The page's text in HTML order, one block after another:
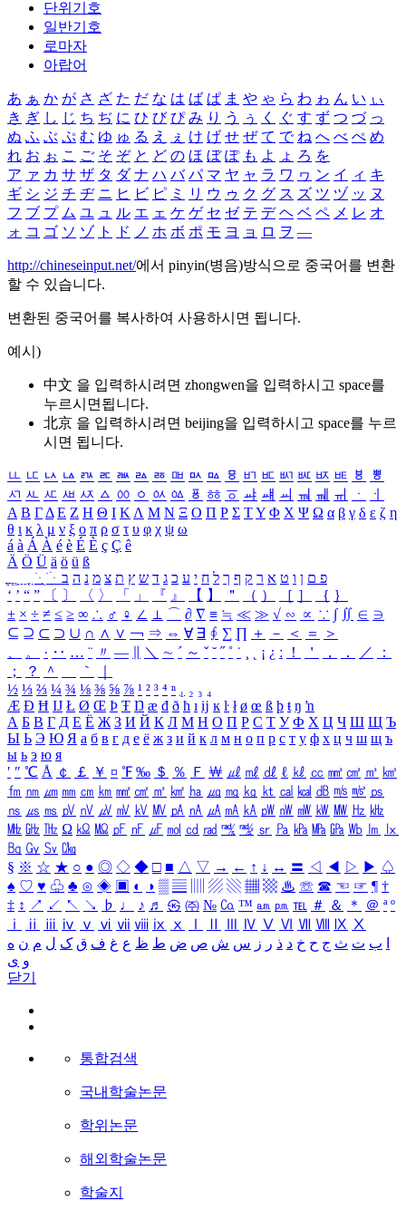
단위기호
일반기호
로마자
아랍어
あ ぁ か が さ ざ た だ な は ば ぱ ま や ゃ ら わ ゎ ん い ぃ
き ぎ し じ ち ぢ に ひ び ぴ み り う ぅ く ぐ す ず つ づ っ
ぬ ふ ぶ ぷ む ゆ ゅ る え ぇ け げ せ ぜ て で ね へ べ ぺ め
れ お ぉ こ ご そ ぞ と ど の ほ ぼ ぽ も よ ょ ろ を
ア ァ カ サ ザ タ ダ ナ ハ バ パ マ ヤ ャ ラ ワ ヮ ン イ ィ キ
ギ シ ジ チ ヂ ニ ヒ ビ ピ ミ リ ウ ゥ ク グ ス ズ ツ ヅ ッ ヌ
フ ブ プ ム ユ ュ ル エ ェ ケ ゲ セ ゼ テ デ ヘ ベ ペ メ レ オ
ォ コ ゴ ソ ゾ ト ド ノ ホ ボ ポ モ ヨ ョ ロ ヲ ―
http://chineseinput.net/에서 pinyin(병음)방식으로 중국어를 변환
할 수 있습니다.
변환된 중국어를 복사하여 사용하시면 됩니다.
예시)
中文 을 입력하시려면 zhongwen을 입력하시고 space를
누르시면됩니다.
北京 을 입력하시려면 beijing을 입력하시고 space를 누르
시면 됩니다.
ㅥ ㅦ ㅧ ㅨ ㅩ ㅪ ㅫ ㅬ ㅭ ㅮ ㅯ ㅰ ㅱ ㅲ ㅳ ㅴ ㅵ ㅶ ㅷ ㅸ
ㅹ
ㅺ ㅻ ㅼ ㅽ ㅾ ㅿ ㆀ ㆁ ㆂ ㆃ ㆄ ㆅ ㆆ ㆇ ㆈ ㆉ ㆊ ㆋ ㆌ ㆍ
ㆎ
Α Β ΓΔ Ε Ζ Η Θ Ι ΚΛ Μ Ν Ξ Ο Π Ρ Σ ΤΥ Φ Χ Ψ Ω α β γ δ ε ζ η
θ ι κ λ μ ν ξ ο π ρ σ τ υ φ χ ψ ω
á à Á À é è É È ç Ç ê
Ä Ö Ü ä ö ü ß
ִֶֹ ֻּ ׁׂ פ ם ן ו ט א ר ק ף ך ל ח י ע כ ג ד ש ץ ת צ מ נ ה ב
‘ ’ “ ” 〔 〕 〈 〉 「 」 『 』 【 】 ＂ （ ） ［ ］ ｛ ｝
± × ÷ ≠ ≤ ≥ ∞ ∴ ♂ ♀ ∠ ⊥ ⌒ ∂ ∇ ≡ ≒ ≪ ≫ √ ∽ ∝ ∵ ∫ ∬ ∈ ∋
⊆ ⊇ ⊂ ⊃ ∪ ∩ ∧ ∨ ￢ ⇒ ⇔ ∀ ∃ ∮ ∑ ∏ ＋ － ＜ ＝
＞
、
。 · ‥ … ¨ 〃 ― ＼ ∼ ´ ～ ˇ ˘ ˝ ˚ ˙ ¸ ¡ ¿ ː ！ ＇ ， ． ／
：
；
？ ＾ ｀
½ ⅓ ⅔ ¼ ¾ ⅛ ⅜ ⅝ ⅞ ¹ ² ³ ⁴ ⁿ ₁ ₂ ₃ ₄
Æ Ð Ħ Ĳ Ł Ø Œ Þ Ŧ Ŋ æ đ ð ħ ı ĳ ĸ ŀ ł ø œ ß þ ŧ ŋ ŉ
А Б В Г Д Е Ё Ж З И Й К Л М Н О П Р С Т У Ф Х Ц Ч Ш Щ Ъ
Ы Ь Э Ю Я а б в г д е ё ж з и й к л м н о п р с т у ф х ц ч ш щ ъ
ы ь э ю я
′ ″ ℃ Å ￠ ￡ ￥ ¤ ℉ ‰ ＄ ％ Ｆ ￦ ㎕ ㎖ ㎗ ℓ ㎘ ㏄ ㎣ ㎤ ㎥ ㎦
㎙ ㎚ ㎛ ㎜ ㎝ ㎞ ㎟ ㎠ ㎡ ㎢ ㏊ ㎍ ㎎ ㎏ ㏏ ㎈ ㎉ ㏈ ㎧ ㎨ ㎰
㎱ ㎲ ㎳ ㎴ ㎵ ㎶ ㎷ ㎸ ㎹ ㎀ ㎁ ㎂ ㎃ ㎄ ㎺ ㎻ ㎽ ㎾ ㎿ ㎐ ㎑
㎒ ㎓ ㎔ Ω ㏀ ㏁ ㎊ ㎋ ㎌ ㏖ ㏅ ㎭ ㎮ ㎯ ㏛ ㎩ ㎪ ㎫ ㎬ ㏝ ㏐
㏓
㏃ ㏉ ㏜ ㏆
§ ※ ☆ ★ ○ ● ◎ ◇ ◆ □ ■ △ ▽ → ← ↑ ↓ ↔ 〓 ◁ ◀ ▷ ▶ ♤
♠ ♡ ♥ ♧ ♣ ⊙ ◈ ▣ ◐ ◑ ▒ ▤ ▨ ▧ ▦ ▩ ♨ ☏ ☎ ☜ ☞ ¶ †
‡ ↕ ↗ ↙ ↖ ↘ ♭ ♩ ♪ ♬ ㉿ ㈜ № ㏇ ™ ㏂ ㏘ ℡ ＃ ＆ ＊ ＠ ª º
ⅰ
ⅱ ⅲ ⅳ ⅴ ⅵ ⅶ ⅷ ⅸ ⅹ Ⅳ Ⅴ Ⅵ Ⅶ Ⅷ Ⅸ Ⅹ
ب ت ث ج ح خ د ذ ر ز س ش ص ض ط ظ ع غ ف ق ک ل م ن ه
و ی
닫기
통합검색
국내학술논문
학위논문
해외학술논문
학술지